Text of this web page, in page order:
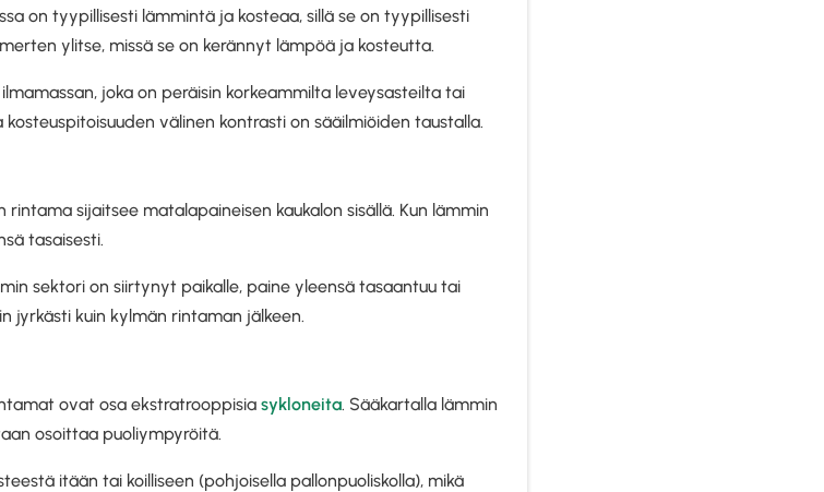
on tyypillisesti lämmintä ja kosteaa, sillä se on tyypillisesti
ylitse, missä se on kerännyt lämpöä ja kosteutta.
joka on peräisin korkeammilta leveysasteilta tai
välinen kontrasti on sääilmiöiden taustalla.
rintama sijaitsee matalapaineisen kaukalon sisällä. Kun lämmin
tasaisesti.
sektori on siirtynyt paikalle, paine yleensä tasaantuu tai
jyrkästi kuin kylmän rintaman jälkeen.
ovat osa ekstratrooppisia sykloneita. Sääkartalla lämmin
osoittaa puoliympyröitä.
itään tai koilliseen (pohjoisella pallonpuoliskolla), mikä